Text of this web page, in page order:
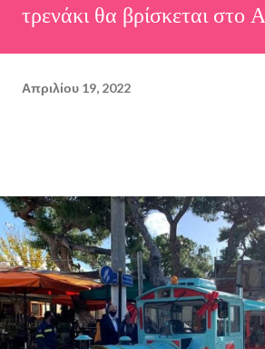
τρενάκι θα βρίσκεται στο
Απριλίου 19, 2022